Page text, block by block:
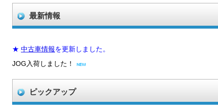
最新情報
ピックアップ